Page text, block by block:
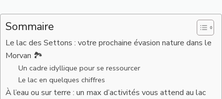
Sommaire
Le lac des Settons : votre prochaine évasion nature dans le
Morvan 🏞️
Un cadre idyllique pour se ressourcer
Le lac en quelques chiffres
À l’eau ou sur terre : un max d’activités vous attend au lac